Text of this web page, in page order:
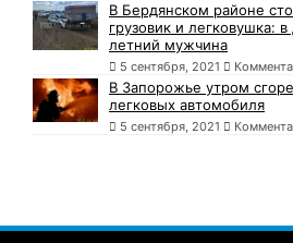
В Бердянском районе
грузовик и легковушка:
летний мужчина
5 сентября, 2021
В Запорожье утром
легковых автомобиля
5 сентября, 2021